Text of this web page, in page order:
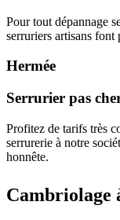
Pour tout dépannage
serruriers artisans
Hermée
Serrurier pas
Profitez de tarifs très
serrurerie à notre
honnête.
Cambriolage